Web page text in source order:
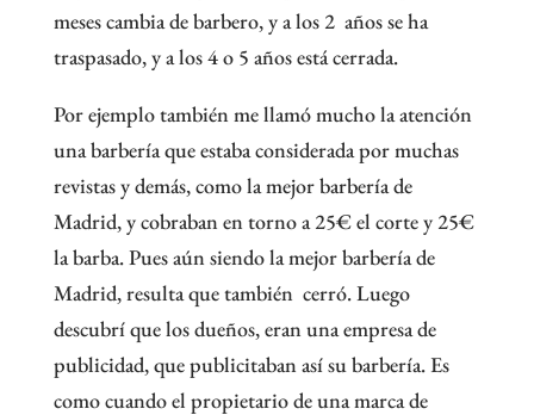
meses cambia de barbero, y a los 2 años se ha
traspasado, y a los 4 o 5 años está cerrada.
Por ejemplo también me llamó mucho la atención
una barbería que estaba considerada por muchas
revistas y demás, como la mejor barbería de
Madrid, y cobraban en torno a 25€ el corte y 25€
la barba. Pues aún siendo la mejor barbería de
Madrid, resulta que también cerró. Luego
descubrí que los dueños, eran una empresa de
publicidad, que publicitaban así su barbería. Es
como cuando el propietario de una marca de